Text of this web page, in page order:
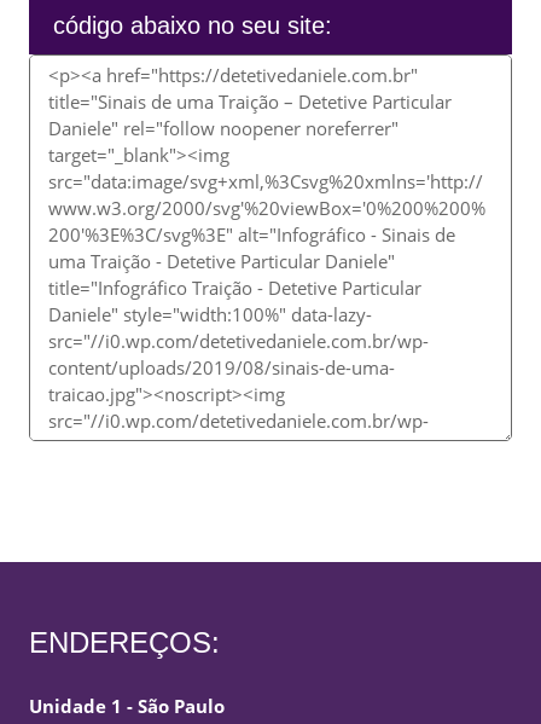
código abaixo no seu site:
ENDEREÇOS:
Unidade 1 - São Paulo